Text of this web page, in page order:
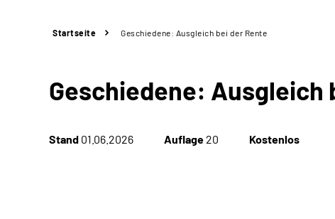
Startseite Geschiedene: Ausgleich bei der Rente
Geschiedene: Ausgleich
Stand 01.06.2026 Auflage 20 Kostenlos